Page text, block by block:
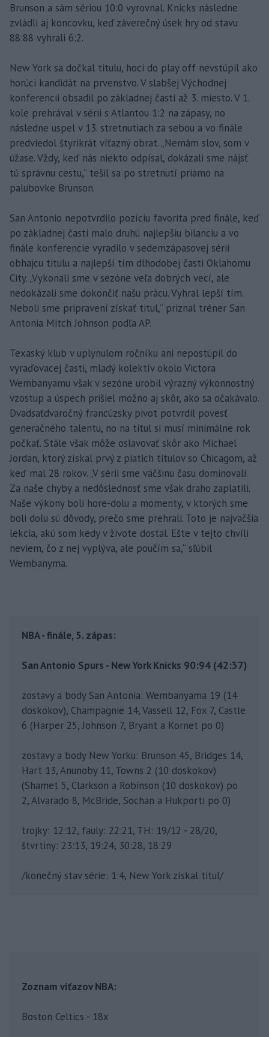
Brunson a sám sériou 10:0 vyrovnal. Knicks následne
zvládli aj koncovku, keď záverečný úsek hry od stavu
88:88 vyhrali 6:2.
New York sa dočkal titulu, hoci do play off nevstúpil ako
horúci kandidát na prvenstvo. V slabšej Východnej
konferencii obsadil po základnej časti až 3. miesto. V 1.
kole prehrával v sérii s Atlantou 1:2 na zápasy, no
následne uspel v 13. stretnutiach za sebou a vo finále
predviedol štyrikrát víťazný obrat. „Nemám slov, som v
úžase. Vždy, keď nás niekto odpísal, dokázali sme nájsť
tú správnu cestu,“ tešil sa po stretnutí priamo na
palubovke Brunson.
San Antonio nepotvrdilo pozíciu favorita pred finále, keď
po základnej časti malo druhú najlepšiu bilanciu a vo
finále konferencie vyradilo v sedemzápasovej sérii
obhajcu titulu a najlepší tím dlhodobej časti Oklahomu
City. „Vykonali sme v sezóne veľa dobrých vecí, ale
nedokázali sme dokončiť našu prácu. Vyhral lepší tím.
Neboli sme pripravení získať titul,“ priznal tréner San
Antonia Mitch Johnson podľa AP.
Texaský klub v uplynulom ročníku ani nepostúpil do
vyraďovacej časti, mladý kolektív okolo Victora
Wembanyamu však v sezóne urobil výrazný výkonnostný
vzostup a úspech prišiel možno aj skôr, ako sa očakávalo.
Dvadsaťdvaročný francúzsky pivot potvrdil povesť
generačného talentu, no na titul si musí minimálne rok
počkať. Stále však môže oslavovať skôr ako Michael
Jordan, ktorý získal prvý z piatich titulov so Chicagom, až
keď mal 28 rokov. „V sérii sme väčšinu času dominovali.
Za naše chyby a nedôslednosť sme však draho zaplatili.
Naše výkony boli hore-dolu a momenty, v ktorých sme
boli dolu sú dôvody, prečo sme prehrali. Toto je najväčšia
lekcia, akú som kedy v živote dostal. Ešte v tejto chvíli
neviem, čo z nej vyplýva, ale poučím sa,“ sľúbil
Wembanyma.
NBA - finále, 5. zápas:
San Antonio Spurs - New York Knicks 90:94 (42:37)
zostavy a body San Antonia: Wembanyama 19 (14
doskokov), Champagnie 14, Vassell 12, Fox 7, Castle
6 (Harper 25, Johnson 7, Bryant a Kornet po 0)
zostavy a body New Yorku: Brunson 45, Bridges 14,
Hart 13, Anunoby 11, Towns 2 (10 doskokov)
(Shamet 5, Clarkson a Robinson (10 doskokov) po
2, Alvarado 8, McBride, Sochan a Hukporti po 0)
trojky: 12:12, fauly: 22:21, TH: 19/12 - 28/20,
štvrtiny: 23:13, 19:24, 30:28, 18:29
/konečný stav série: 1:4, New York získal titul/
Zoznam víťazov NBA:
Boston Celtics - 18x